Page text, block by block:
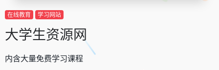
在线教育 学习网站
大学生资源网
内含大量免费学习课程